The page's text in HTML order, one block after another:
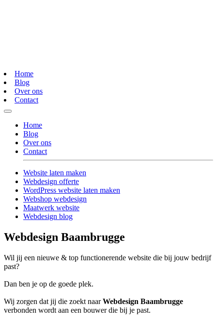
Home
Blog
Over ons
Contact
Home
Blog
Over ons
Contact
Website laten maken
Webdesign offerte
WordPress website laten maken
Webshop webdesign
Maatwerk website
Webdesign blog
Webdesign Baambrugge
Wil jij een nieuwe & top functionerende website die bij jouw bedrijf
past?
Dan ben je op de goede plek.
Wij zorgen dat jij die zoekt naarWebdesign Baambrugge
verbonden wordt aan een bouwer die bij je past.